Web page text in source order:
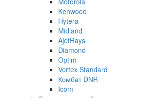
Kenwood
Hytera
Midland
AjetRays
Diamond
Optim
Vertex Standard
Комбат DNR
Icom